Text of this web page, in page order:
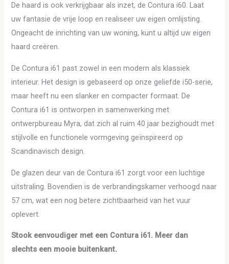
De haard is ook verkrijgbaar als inzet, de Contura i60. Laat
uw fantasie de vrije loop en realiseer uw eigen omlijsting.
Ongeacht de inrichting van uw woning, kunt u altijd uw eigen
haard creëren.
De Contura i61 past zowel in een modern als klassiek
interieur. Het design is gebaseerd op onze geliefde i50-serie,
maar heeft nu een slanker en compacter formaat. De
Contura i61 is ontworpen in samenwerking met
ontwerpbureau Myra, dat zich al ruim 40 jaar bezighoudt met
stijlvolle en functionele vormgeving geïnspireerd op
Scandinavisch design.
De glazen deur van de Contura i61 zorgt voor een luchtige
uitstraling. Bovendien is de verbrandingskamer verhoogd naar
57 cm, wat een nog betere zichtbaarheid van het vuur
oplevert.
Stook eenvoudiger met een Contura i61. Meer dan
slechts een mooie buitenkant.